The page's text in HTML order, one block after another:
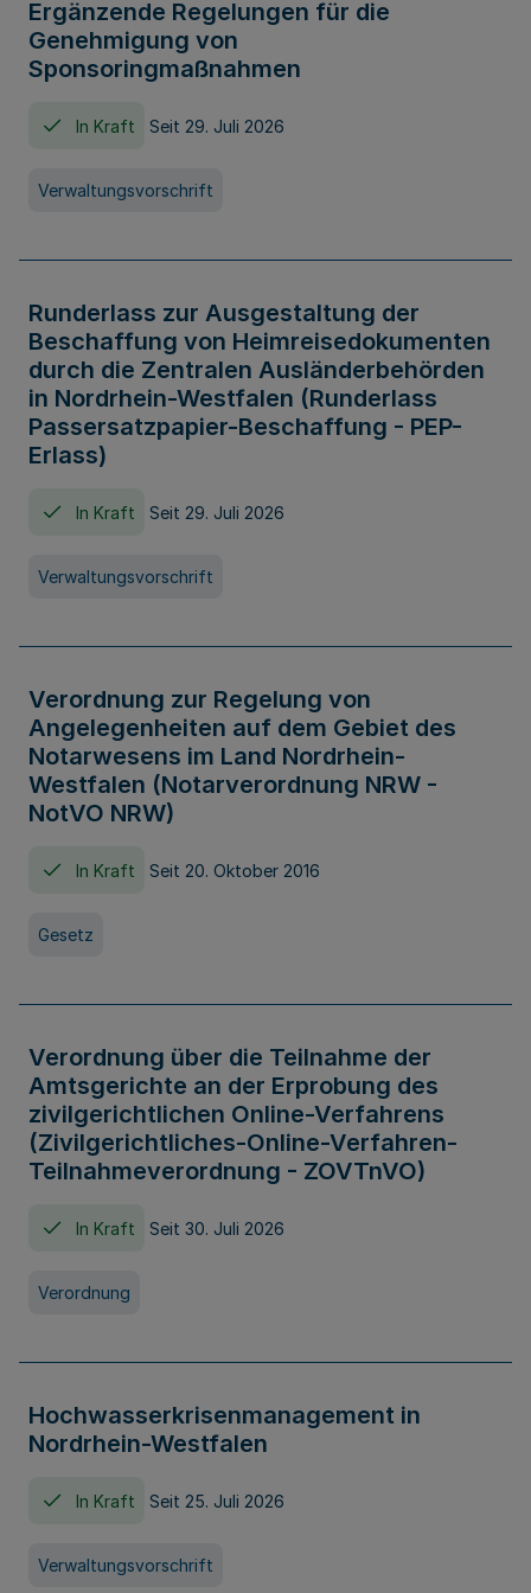
Ergänzende Regelungen für die
Genehmigung von
Sponsoringmaßnahmen
In Kraft Seit 29. Juli 2026
Verwaltungsvorschrift
Runderlass zur Ausgestaltung der
Beschaffung von Heimreisedokumenten
durch die Zentralen Ausländerbehörden
in Nordrhein-Westfalen (Runderlass
Passersatzpapier-Beschaffung - PEP-
Erlass)
In Kraft Seit 29. Juli 2026
Verwaltungsvorschrift
Verordnung zur Regelung von
Angelegenheiten auf dem Gebiet des
Notarwesens im Land Nordrhein-
Westfalen (Notarverordnung NRW -
NotVO NRW)
In Kraft Seit 20. Oktober 2016
Gesetz
Verordnung über die Teilnahme der
Amtsgerichte an der Erprobung des
zivilgerichtlichen Online-Verfahrens
(Zivilgerichtliches-Online-Verfahren-
Teilnahmeverordnung - ZOVTnVO)
In Kraft Seit 30. Juli 2026
Verordnung
Hochwasserkrisenmanagement in
Nordrhein-Westfalen
In Kraft Seit 25. Juli 2026
Verwaltungsvorschrift